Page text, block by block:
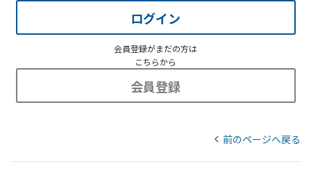
ログイン
会員登録がまだの方は
こちらから
会員登録
前のページへ戻る